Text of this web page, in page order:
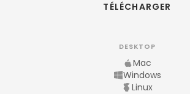
TÉLÉCHARGER
DESKTOP
Mac
Windows
Linux